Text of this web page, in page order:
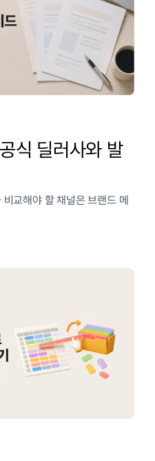
식 딜러사와 발
교해야 할 채널은 브랜드 메